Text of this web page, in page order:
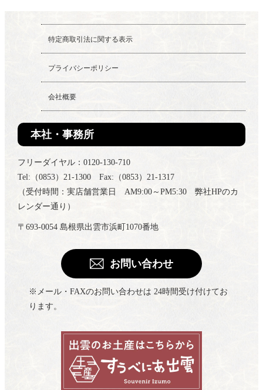
特定商取引法に関する表示
プライバシーポリシー
会社概要
本社・事務所
フリーダイヤル：0120-130-710
Tel:（0853）21-1300 Fax:（0853）21-1317
（受付時間：実店舗営業日 AM9:00～PM5:30 弊社HPのカ
レンダー通り）
〒693-0054 島根県出雲市浜町1070番地
お問い合わせ
※メール・FAXのお問い合わせは 24時間受け付けてお
ります。